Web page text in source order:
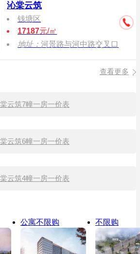
沁棠云筑
钱塘区
17187元/㎡
地址：河景路与河中路交叉口
查看更多
云筑7幢一房一价表
云筑6幢一房一价表
云筑4幢一房一价表
公寓不限购 不限购